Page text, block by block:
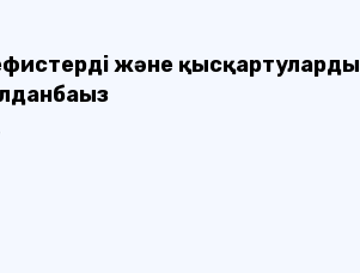
және қысқартуларды